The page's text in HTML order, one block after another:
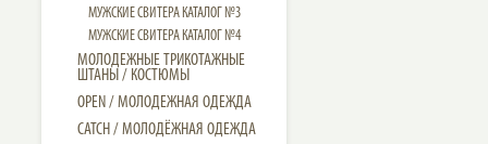
МУЖСКИЕ СВИТЕРА КАТАЛОГ №3
МУЖСКИЕ СВИТЕРА КАТАЛОГ №4
МОЛОДЕЖНЫЕ ТРИКОТАЖНЫЕ
ШТАНЫ / КОСТЮМЫ
OPEN / МОЛОДЕЖНАЯ ОДЕЖДА
CATCH / МОЛОДЁЖНАЯ ОДЕЖДА